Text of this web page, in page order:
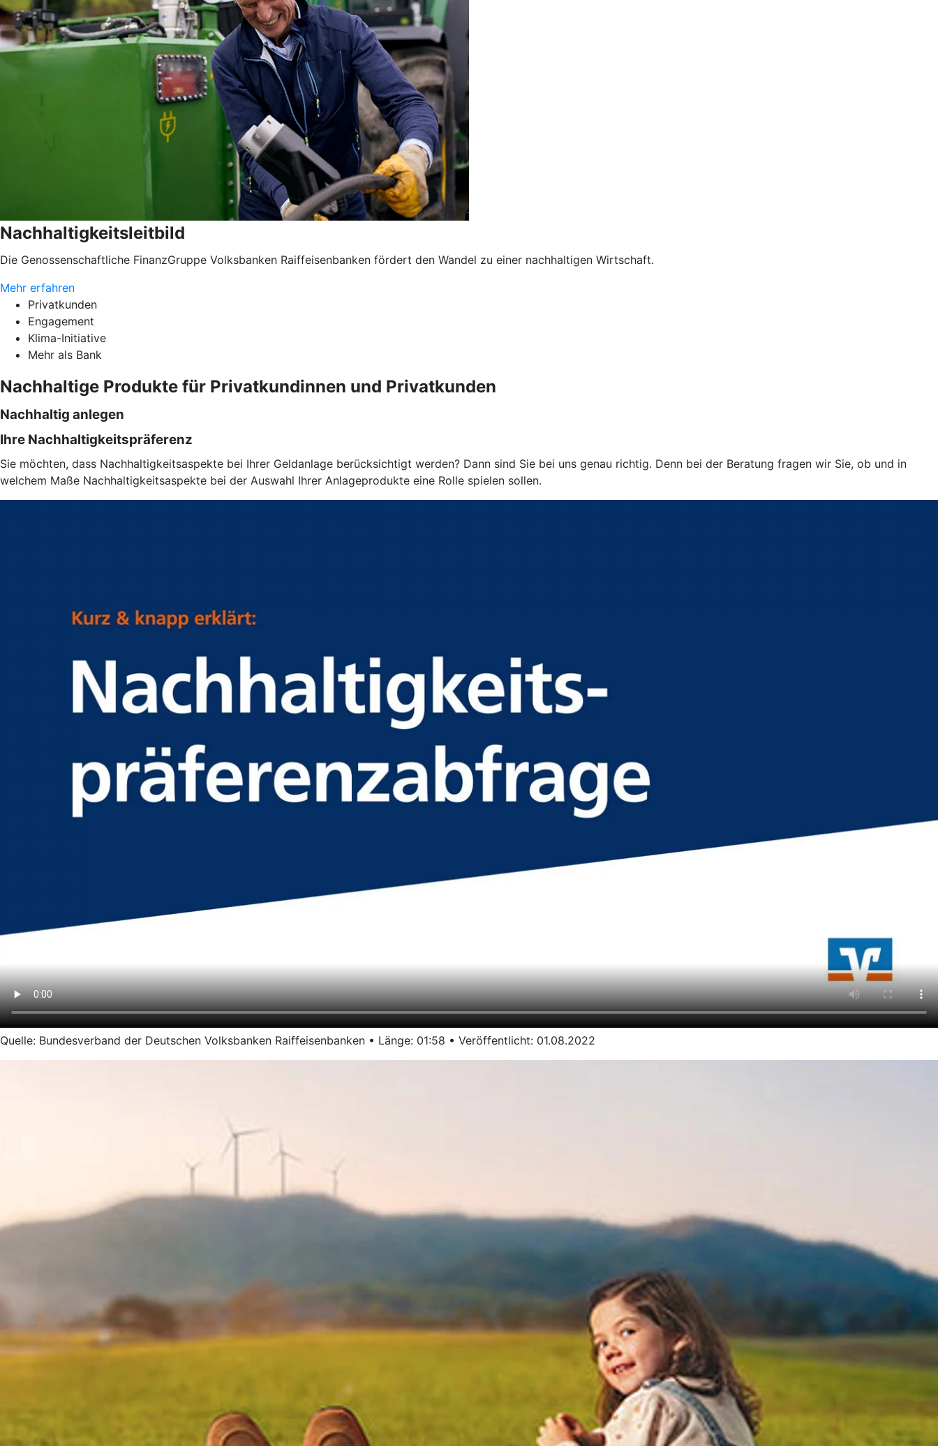
Nachhaltigkeitsleitbild
Die Genossenschaftliche FinanzGruppe Volksbanken Raiffeisenbanken fördert den Wandel zu einer nachhaltigen Wirtschaft.
Mehr erfahren
Privatkunden
Engagement
Klima-Initiative
Mehr als Bank
Nachhaltige Produkte für Privatkundinnen und Privatkunden
Nachhaltig anlegen
Ihre Nachhaltigkeitspräferenz
Sie möchten, dass Nachhaltigkeitsaspekte bei Ihrer Geldanlage berücksichtigt werden? Dann sind Sie bei uns genau richtig. Denn bei der Beratung fragen wir Sie, ob und in
welchem Maße Nachhaltigkeitsaspekte bei der Auswahl Ihrer Anlageprodukte eine Rolle spielen sollen.
Quelle: Bundesverband der Deutschen Volksbanken Raiffeisenbanken • Länge: 01:58 • Veröffentlicht: 01.08.2022